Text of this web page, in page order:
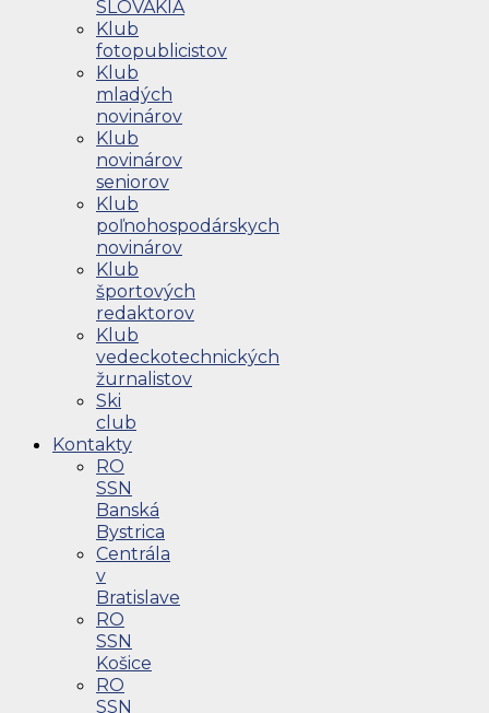
SLOVAKIA
Klub
fotopublicistov
Klub
mladých
novinárov
Klub
novinárov
seniorov
Klub
poľnohospodárskych
novinárov
Klub
športových
redaktorov
Klub
vedeckotechnických
žurnalistov
Ski
club
Kontakty
RO
SSN
Banská
Bystrica
Centrála
v
Bratislave
RO
SSN
Košice
RO
SSN